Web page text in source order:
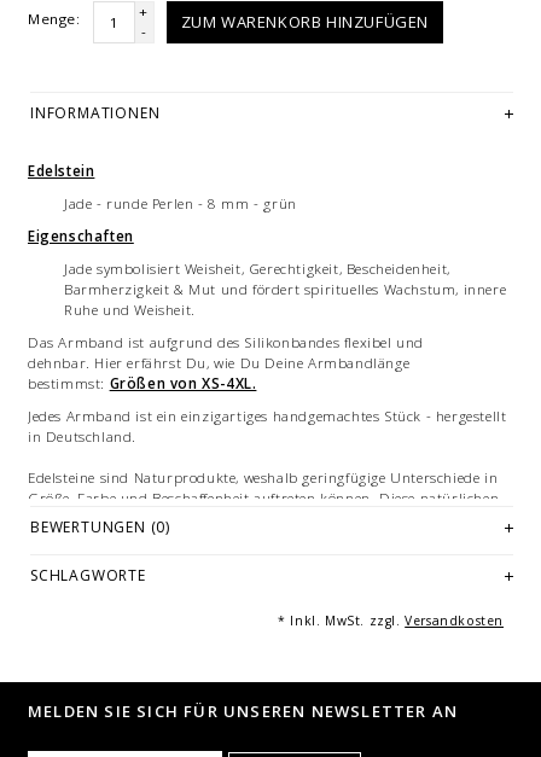
Menge:
+
-
ZUM WARENKORB HINZUFÜGEN
INFORMATIONEN
Edelstein
Jade - runde Perlen - 8 mm - grün
Eigenschaften
Jade symbolisiert Weisheit, Gerechtigkeit, Bescheidenheit,
Barmherzigkeit & Mut und fördert spirituelles Wachstum, innere
Ruhe und Weisheit.
Das Armband ist aufgrund des Silikonbandes flexibel und
dehnbar. Hier erfährst Du, wie Du Deine Armbandlänge
bestimmst: Größen von XS-4XL.
Jedes Armband ist ein einzigartiges handgemachtes Stück - hergestellt
in Deutschland.
Edelsteine sind Naturprodukte, weshalb geringfügige Unterschiede in
Größe, Farbe und Beschaffenheit auftreten können. Diese natürlichen
Variationen stellen keinen Qualitätsmangel dar.
Buddha, einer Kugel oder ähnlichem angefertigt werden, teils gegen
und sind nicht Angebotsbestandteil.
© Fotografie: Andreas Saxton, Essen
BEWERTUNGEN (0)
SCHLAGWORTE
* Inkl. MwSt. zzgl.Versandkosten
MELDEN SIE SICH FÜR UNSEREN NEWSLETTER AN